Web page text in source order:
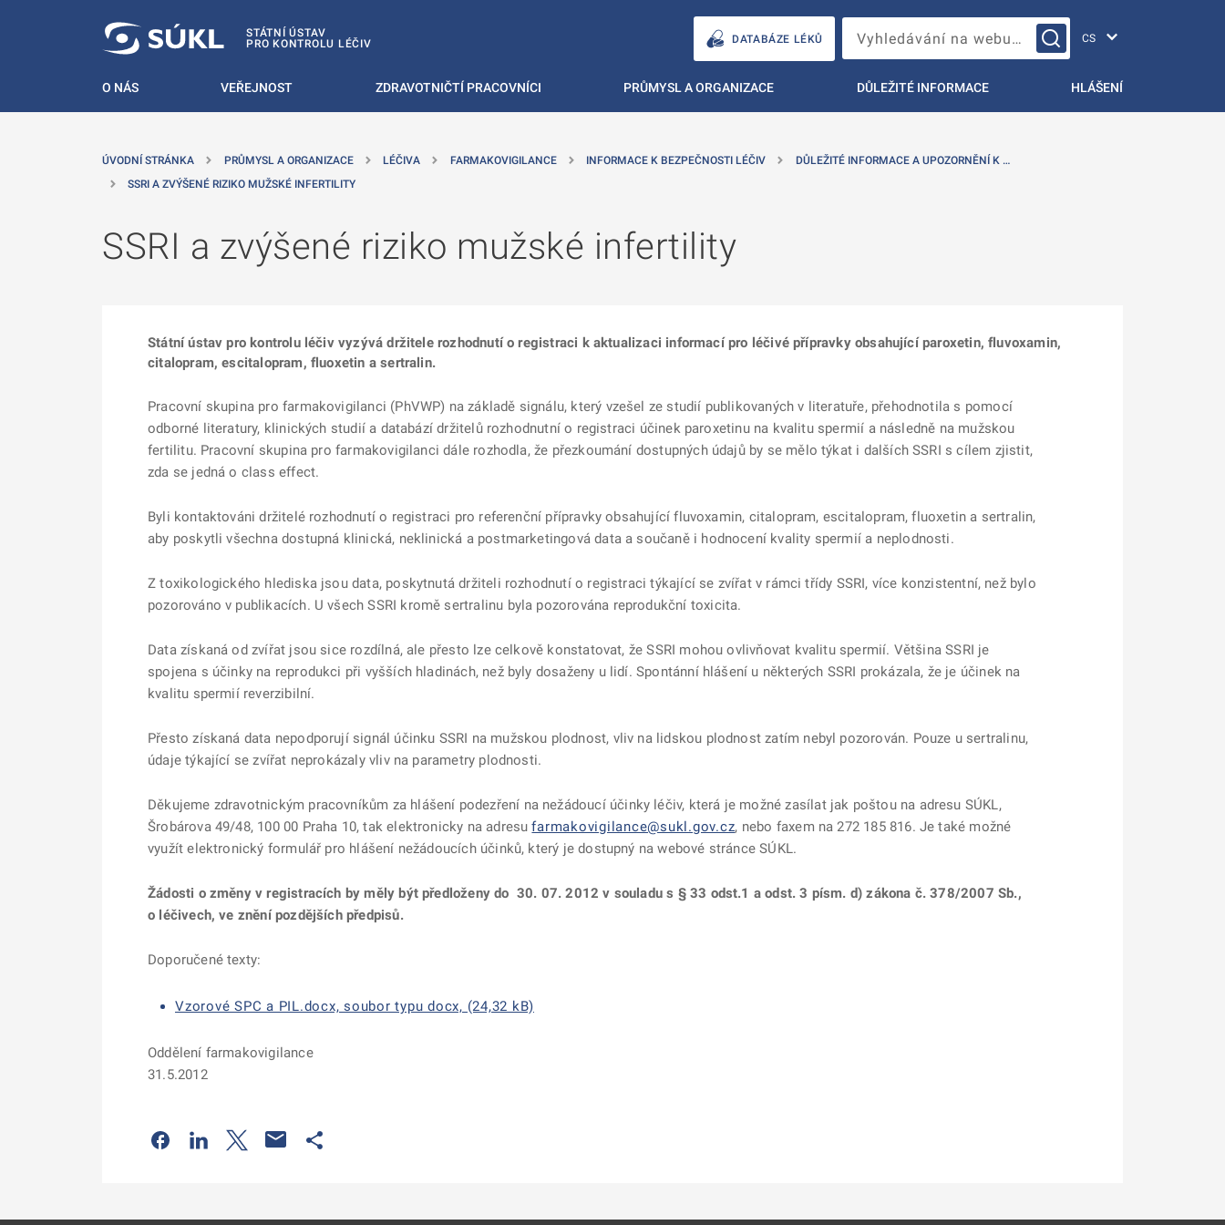
STÁTNÍ ÚSTAV
PRO KONTROLU LÉČIV
DATABÁZE LÉKŮ Vyhledávání na webu…
O NÁS VEŘEJNOST ZDRAVOTNIČTÍ PRACOVNÍCI PRŮMYSL A ORGANIZACE DŮLEŽITÉ INFORMACE HLÁŠENÍ
ÚVODNÍ STRÁNKA PRŮMYSL A ORGANIZACE LÉČIVA FARMAKOVIGILANCE INFORMACE K BEZPEČNOSTI LÉČIV
DŮLEŽITÉ INFORMACE A UPOZORNĚNÍ K …
SSRI A ZVÝŠENÉ RIZIKO MUŽSKÉ INFERTILITY
SSRI a zvýšené riziko mužské infertility
Státní ústav pro kontrolu léčiv vyzývá držitele rozhodnutí o registraci k aktualizaci informací pro léčivé přípravky obsahující paroxetin, fluvoxamin,
citalopram, escitalopram, fluoxetin a sertralin.
Pracovní skupina pro farmakovigilanci (PhVWP) na základě signálu, který vzešel ze studií publikovaných v literatuře, přehodnotila s pomocí
odborné literatury, klinických studií a databází držitelů rozhodnutní o registraci účinek paroxetinu na kvalitu spermií a následně na mužskou
fertilitu. Pracovní skupina pro farmakovigilanci dále rozhodla, že přezkoumání dostupných údajů by se mělo týkat i dalších SSRI s cílem zjistit,
zda se jedná o class effect.
Byli kontaktováni držitelé rozhodnutí o registraci pro referenční přípravky obsahující fluvoxamin, citalopram, escitalopram, fluoxetin a sertralin,
aby poskytli všechna dostupná klinická, neklinická a postmarketingová data a součaně i hodnocení kvality spermií a neplodnosti.
Z toxikologického hlediska jsou data, poskytnutá držiteli rozhodnutí o registraci týkající se zvířat v rámci třídy SSRI, více konzistentní, než bylo
pozorováno v publikacích. U všech SSRI kromě sertralinu byla pozorována reprodukční toxicita.
Data získaná od zvířat jsou sice rozdílná, ale přesto lze celkově konstatovat, že SSRI mohou ovlivňovat kvalitu spermií. Většina SSRI je
spojena s účinky na reprodukci při vyšších hladinách, než byly dosaženy u lidí. Spontánní hlášení u některých SSRI prokázala, že je účinek na
kvalitu spermií reverzibilní.
Přesto získaná data nepodporují signál účinku SSRI na mužskou plodnost, vliv na lidskou plodnost zatím nebyl pozorován. Pouze u sertralinu,
údaje týkající se zvířat neprokázaly vliv na parametry plodnosti.
Děkujeme zdravotnickým pracovníkům za hlášení podezření na nežádoucí účinky léčiv, která je možné zasílat jak poštou na adresu SÚKL,
Šrobárova 49/48, 100 00 Praha 10, tak elektronicky na adresufarmakovigilance@sukl.gov.cz, nebo faxem na 272 185 816. Je také možné
využít elektronický formulář pro hlášení nežádoucích účinků, který je dostupný na webové stránce SÚKL.
Žádosti o změny v registracích by měly být předloženy do 30. 07. 2012 v souladu s § 33 odst.1 a odst. 3 písm. d) zákona č. 378/2007 Sb.,
o léčivech, ve znění pozdějších předpisů.
Doporučené texty:
Vzorové SPC a PIL.docx, soubor typu docx, (24,32 kB)
Oddělení farmakovigilance
31.5.2012
Odkaz se otevře na nové kartě
Odkaz se otevře na nové kartě
Odkaz se otevře na nové kartě